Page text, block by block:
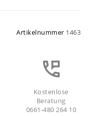
Artikelnummer 1463
Kostenlose
Beratung
0661-480 264 10